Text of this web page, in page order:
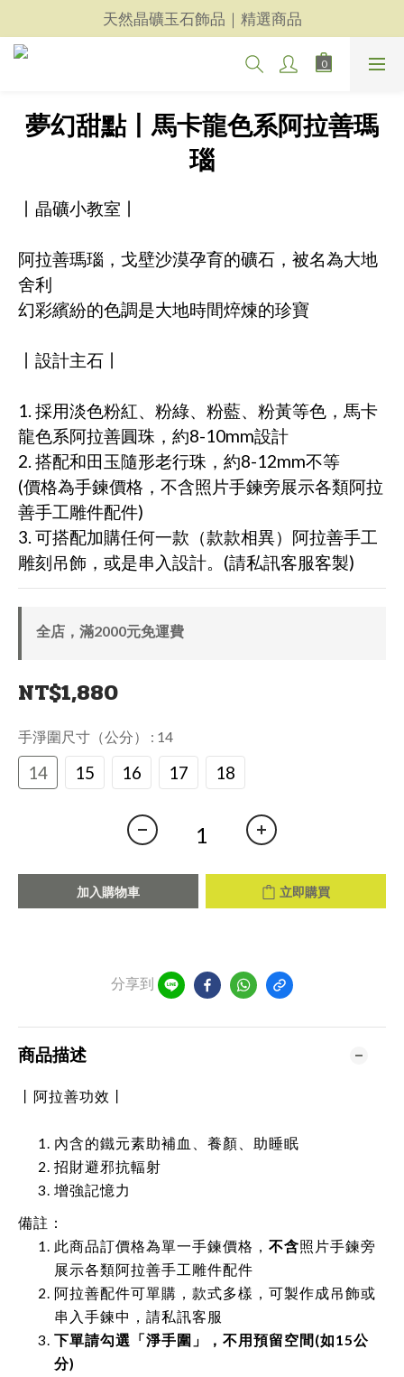
天然晶礦玉石飾品｜精選商品
天然晶礦玉石飾品｜精選商品
每一件都用心｜新品上架
夢幻甜點丨馬卡龍色系阿拉善瑪
瑙
丨晶礦小教室丨
阿拉善瑪瑙，戈壁沙漠孕育的礦石，被名為大地
舍利
幻彩繽紛的色調是大地時間焠煉的珍寶
丨設計主石丨
1. 採用淡色粉紅、粉綠、粉藍、粉黃等色，馬卡
龍色系阿拉善圓珠，約8-10mm設計
2. 搭配和田玉隨形老行珠，約8-12mm不等
(價格為手鍊價格，不含照片手鍊旁展示各類阿拉
善手工雕件配件)
3. 可搭配加購任何一款（款款相異）阿拉善手工
雕刻吊飾，或是串入設計。(請私訊客服客製)
全店，滿2000元免運費
NT$1,880
手淨圍尺寸（公分） : 14
14 15 16 17 18
加入購物車 立即購買
分享到
商品描述
丨阿拉善功效丨
內含的鐵元素助補血、養顏、助睡眠
招財避邪抗輻射
增強記憶力
備註：
此商品訂價格為單一手鍊價格， 不含照片手鍊旁
展示各類阿拉善手工雕件配件
阿拉善配件可單購，款式多樣，可製作成吊飾或
串入手鍊中，請私訊客服
下單請勾選「淨手圍」，不用預留空間(如15公
分)